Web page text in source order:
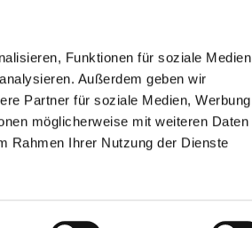
Funktionen für soziale Medien
Außerdem geben wir
Partner für soziale Medien, Werbung
möglicherweise mit weiteren Daten
Rahmen Ihrer Nutzung der Dienste
ChurchDesk-Login